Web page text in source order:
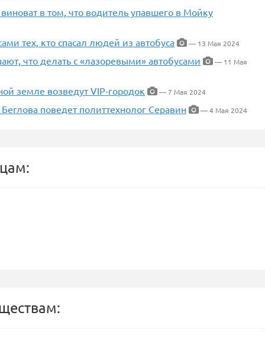
в том, что водитель упавшего в Мойку
тех, кто спасал людей из автобуса — 13 Мая 2024
что делать с «лазоревыми» автобусами — 11 Мая
земле возведут VIP-городок — 7 Мая 2024
поведет политтехнолог Серавин — 4 Мая 2024